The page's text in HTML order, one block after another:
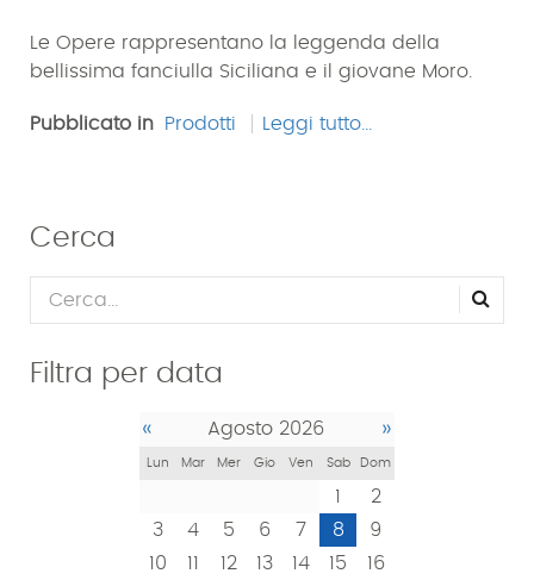
Le Opere rappresentano la leggenda della
bellissima fanciulla Siciliana e il giovane Moro.
Pubblicato in Prodotti Leggi tutto...
Cerca
Filtra per data
« Agosto 2026 »
Lun Mar Mer Gio Ven Sab Dom
1
2
3
4 5 6 7 8
9
10
11 12 13 14 15
16